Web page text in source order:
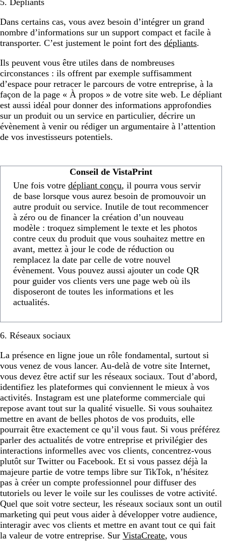
Dans certains cas, vous avez besoin d’intégrer un grand
nombre d’informations sur un support compact et facile à
transporter. C’est justement le point fort des dépliants.
Ils peuvent vous être utiles dans de nombreuses
circonstances : ils offrent par exemple suffisamment
d’espace pour retracer le parcours de votre entreprise, à la
façon de la page « À propos » de votre site web. Le dépliant
est aussi idéal pour donner des informations approfondies
sur un produit ou un service en particulier, décrire un
évènement à venir ou rédiger un argumentaire à l’attention
de vos investisseurs potentiels.
Conseil de VistaPrint
Une fois votre dépliant conçu, il pourra vous servir
de base lorsque vous aurez besoin de promouvoir un
autre produit ou service. Inutile de tout recommencer
à zéro ou de financer la création d’un nouveau
modèle : troquez simplement le texte et les photos
contre ceux du produit que vous souhaitez mettre en
avant, mettez à jour le code de réduction ou
remplacez la date par celle de votre nouvel
évènement. Vous pouvez aussi ajouter un code QR
pour guider vos clients vers une page web où ils
disposeront de toutes les informations et les
actualités.
6. Réseaux sociaux
La présence en ligne joue un rôle fondamental, surtout si
vous venez de vous lancer. Au-delà de votre site Internet,
vous devez être actif sur les réseaux sociaux. Tout d’abord,
identifiez les plateformes qui conviennent le mieux à vos
activités. Instagram est une plateforme commerciale qui
repose avant tout sur la qualité visuelle. Si vous souhaitez
mettre en avant de belles photos de vos produits, elle
pourrait être exactement ce qu’il vous faut. Si vous préférez
parler des actualités de votre entreprise et privilégier des
interactions informelles avec vos clients, concentrez-vous
plutôt sur Twitter ou Facebook. Et si vous passez déjà la
majeure partie de votre temps libre sur TikTok, n’hésitez
pas à créer un compte professionnel pour diffuser des
tutoriels ou lever le voile sur les coulisses de votre activité.
Quel que soit votre secteur, les réseaux sociaux sont un outil
marketing qui peut vous aider à développer votre audience,
interagir avec vos clients et mettre en avant tout ce qui fait
la valeur de votre entreprise. Sur VistaCreate, vous